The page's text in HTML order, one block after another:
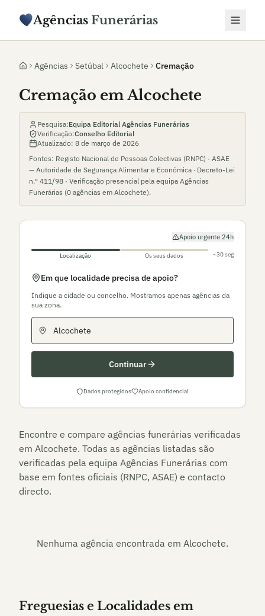
Agências Funerárias
Agências Setúbal Alcochete Cremação
Cremação em Alcochete
Pesquisa:Equipa Editorial Agências Funerárias
Verificação:Conselho Editorial
Atualizado: 8 de março de 2026
Fontes: Registo Nacional de Pessoas Colectivas (RNPC) · ASAE
— Autoridade de Segurança Alimentar e Económica · Decreto-Lei
n.º 411/98 · Verificação presencial pela equipa Agências
Funerárias (0 agências em Alcochete).
Apoio urgente 24h
Localização Os seus dados ~30 seg
Em que localidade precisa de apoio?
Indique a cidade ou concelho. Mostramos apenas agências da
sua zona.
Continuar
Dados protegidos Apoio confidencial
Encontre e compare agências funerárias verificadas
em Alcochete. Todas as agências listadas são
verificadas pela equipa Agências Funerárias com
base em fontes oficiais (RNPC, ASAE) e contacto
directo.
Nenhuma agência encontrada em Alcochete.
Freguesias e Localidades em